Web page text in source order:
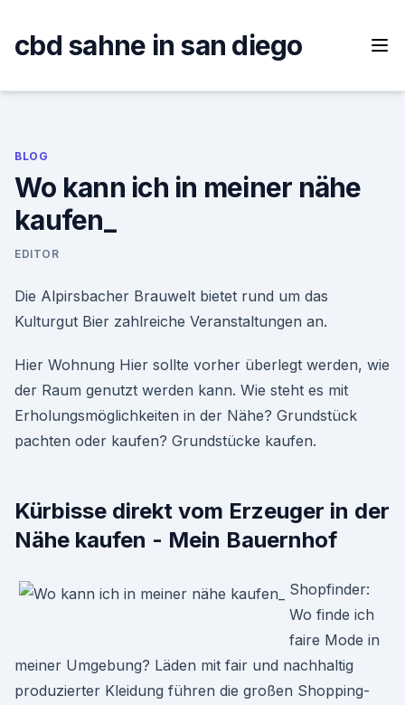
content
cbd sahne in san diego
BLOG
Wo kann ich in meiner nähe
kaufen_
EDITOR
Die Alpirsbacher Brauwelt bietet rund um das
Kulturgut Bier zahlreiche Veranstaltungen an.
Hier Wohnung Hier sollte vorher überlegt werden, wie
der Raum genutzt werden kann. Wie steht es mit
Erholungsmöglichkeiten in der Nähe? Grundstück
pachten oder kaufen? Grundstücke kaufen.
Kürbisse direkt vom Erzeuger in der
Nähe kaufen - Mein Bauernhof
Shopfinder:
Wo finde ich
faire Mode in
meiner Umgebung? Läden mit fair und nachhaltig
produzierter Kleidung führen die großen Shopping-